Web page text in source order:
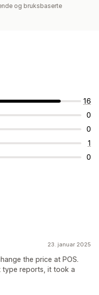
og bruksbaserte
16
0
0
1
0
23. januar 2025
the price at POS.
type reports, it took a